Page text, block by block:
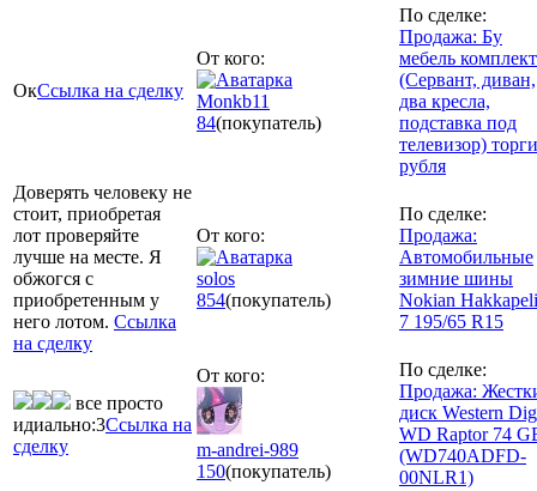
ОкСсылка на сделку
От кого:
Monkb11
84(покупатель)
По сделке:
Продажа: Бу
мебель
(Сервант, диван,
два кресла,
подставка под
телевизор)
рубля
Доверять человеку не
стоит, приобретая
лот проверяйте
лучше на месте. Я
обжогся с
приобретенным у
него лотом. Ссылка
на сделку
От кого:
solos
854(покупатель)
По сделке:
Продажа:
Автомобильные
зимние шины
Nokian
7 195/65 R15
все просто
идиально:3Ссылка на
сделку
От кого:
m-andrei-989
150(покупатель)
По сделке:
Продажа:
диск Western
WD Raptor 74
(WD740ADFD-
00NLR1)